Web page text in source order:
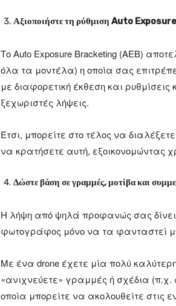
Αξιοποιήστε τη ρύθμιση Auto
Το Auto Exposure Bracketing (AEB)
όλα τα μοντέλα) η οποία σας
με διαφορετική έκθεση και
ξεχωριστές λήψεις.
Έτσι, μπορείτε στο τέλος να
να κρατήσετε αυτή, εξοικονομώντας
Δώστε βάση σε γραμμές, μοτίβα και
Η λήψη από ψηλά προφανώς σας
φωτογράφος μόνο να τα φανταστεί
Με ένα drone έχετε μία πολύ
«ανιχνεύετε» γραμμές ή σχέδια
οποία μπορείτε να ακολουθείτε στις